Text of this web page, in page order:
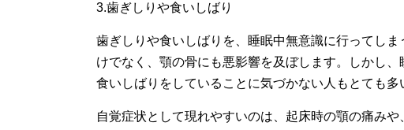
3.歯ぎしりや食いしばり
歯ぎしりや食いしばりを、睡眠中無意識に行ってし
けでなく、顎の骨にも悪影響を及ぼします。しかし
食いしばりをしていることに気づかない人もとても多
自覚症状として現れやすいのは、起床時の顎の痛み